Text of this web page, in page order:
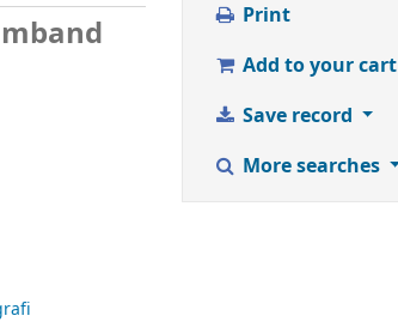
Print
Add to your cart
Save record
More searches